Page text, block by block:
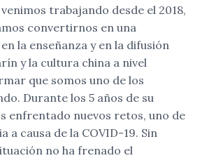
trabajando desde el 2018,
convertirnos en una
la enseñanza y en la difusión
y la cultura china a nivel
que somos uno de los
Durante los 5 años de su
enfrentado nuevos retos, uno de
a causa de la COVID-19. Sin
no ha frenado el